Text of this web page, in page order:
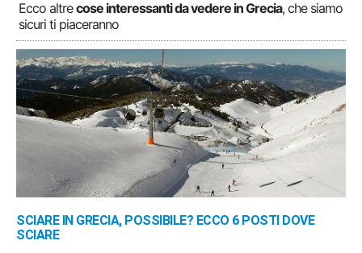
Ecco altrecose interessanti da vedere in Grecia, che siamo
sicuri ti piaceranno
SCIARE IN GRECIA, POSSIBILE? ECCO 6 POSTI DOVE
SCIARE